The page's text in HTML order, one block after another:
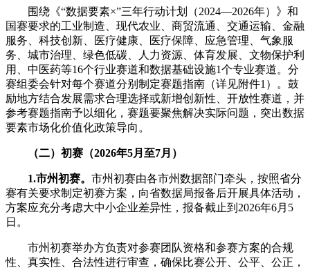
围绕《“数据要素×”三年行动计划（2024—2026年）》和
国赛要求的工业制造、现代农业、商贸流通、交通运输、金融
服务、科技创新、医疗健康、医疗保障、应急管理、气象服
务、城市治理、绿色低碳、人力资源、体育发展、文物保护利
用、中医药等16个行业赛道和数据基础设施1个专业赛道。分
赛组委会针对每个赛道分别制定赛题指南（详见附件1）。鼓
励地方结合发展需求合理选择或新增创新性、开放性赛道，并
参考赛题指南予以细化，赛题要聚焦解决实际问题，突出数据
要素市场化价值化政策导向。
（二）初赛（2026年5月至7月）
1.市州初赛。 市州初赛由各市州数据部门牵头，按照省分
赛有关要求制定初赛方案，向省数据局报备后开展具体活动，
方案应充分考虑大中小企业差异性，报备截止到2026年6月5
日。
市州初赛举办方负责对参赛团队资格和参赛方案的合规
性、真实性、合法性进行审查，确保比赛公开、公平、公正，